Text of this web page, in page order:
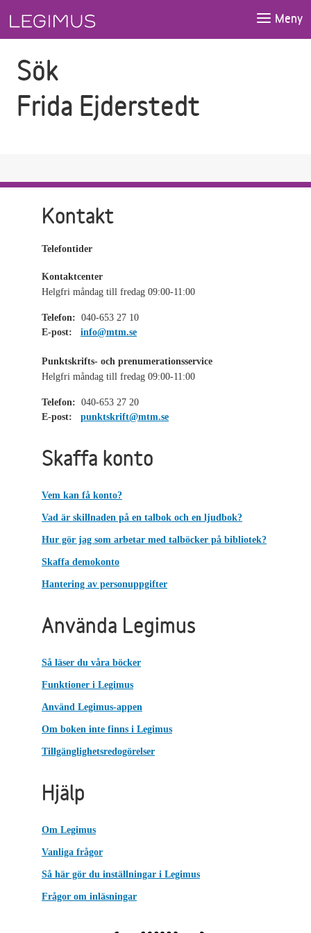
Meny
Sök
Frida Ejderstedt
Kontakt
Telefontider
Kontaktcenter
Helgfri måndag till fredag 09:00-11:00
Telefon: 040-653 27 10
E-post:
info@mtm.se
Punktskrifts- och prenumerationsservice
Helgfri måndag till fredag 09:00-11:00
Telefon: 040-653 27 20
E-post:
punktskrift@mtm.se
Skaffa konto
Vem kan få konto?
Vad är skillnaden på en talbok och en ljudbok?
Hur gör jag som arbetar med talböcker på bibliotek?
Skaffa demokonto
Hantering av personuppgifter
Använda Legimus
Så läser du våra böcker
Funktioner i Legimus
Använd Legimus-appen
Om boken inte finns i Legimus
Tillgänglighetsredogörelser
Hjälp
Om Legimus
Vanliga frågor
Så här gör du inställningar i Legimus
Frågor om inläsningar